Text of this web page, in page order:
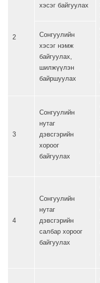
2
хэсэг байгуулах
Сонгуулийн
хэсэг нэмж
байгуулах,
шилжүүлэн
байршуулах
3
Сонгуулийн
нутаг
дэвсгэрийн
хороог
байгуулах
4
Сонгуулийн
нутаг
дэвсгэрийн
салбар хороог
байгуулах